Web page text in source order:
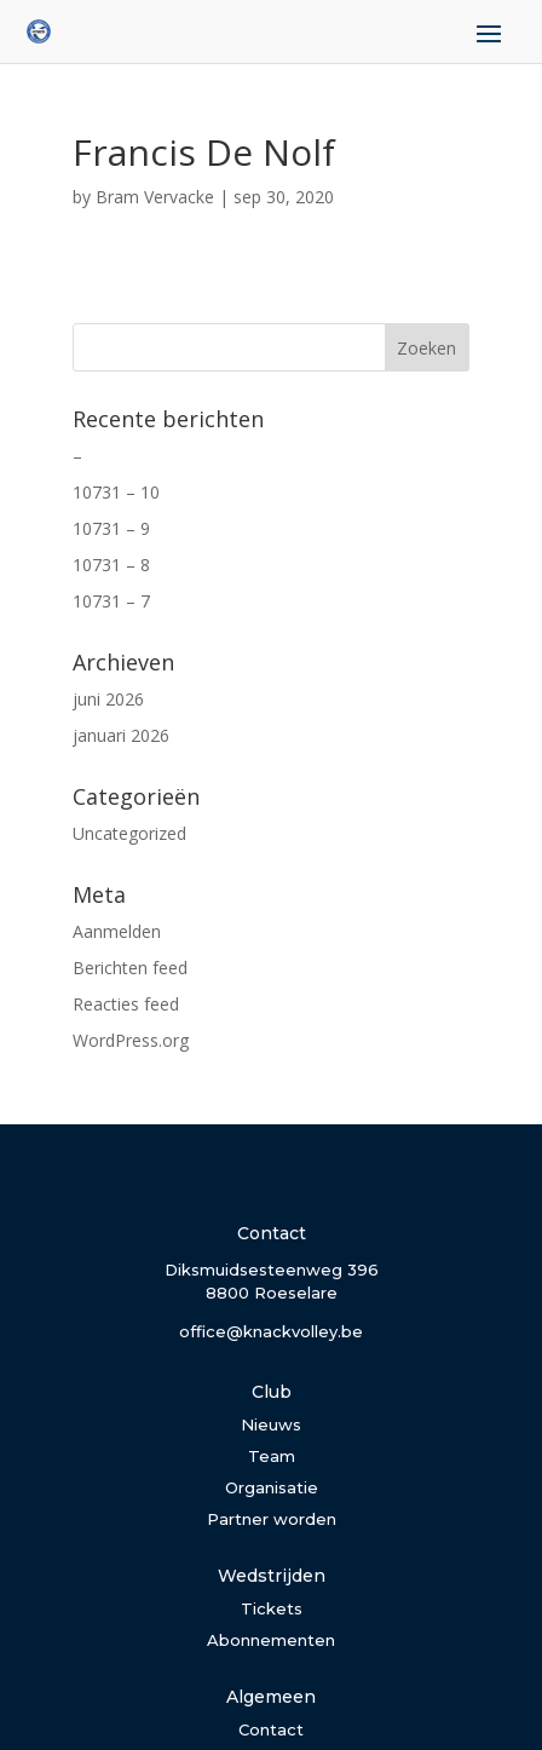
Francis De Nolf
by Bram Vervacke | sep 30, 2020
Recente berichten
–
10731 – 10
10731 – 9
10731 – 8
10731 – 7
Archieven
juni 2026
januari 2026
Categorieën
Uncategorized
Meta
Aanmelden
Berichten feed
Reacties feed
WordPress.org
Contact
Diksmuidsesteenweg 396
8800 Roeselare
office@knackvolley.be
Club
Nieuws
Team
Organisatie
Partner worden
Wedstrijden
Tickets
Abonnementen
Algemeen
Contact